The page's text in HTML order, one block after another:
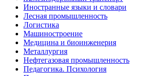
Иностранные языки и словари
Лесная промышленность
Логистика
Машиностроение
Медицина и биоинженерия
Металлургия
Нефтегазовая промышленность
Педагогика. Психология